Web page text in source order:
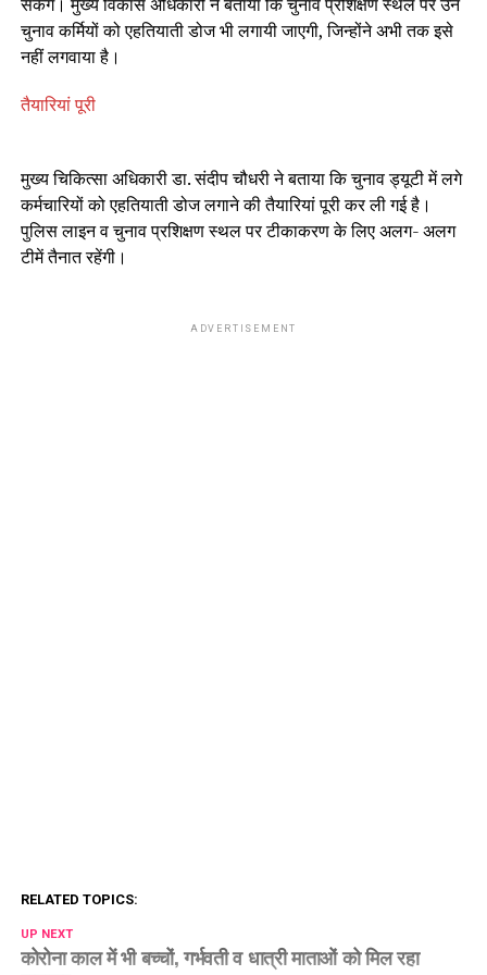
चुनाव कर्मियों को एहतियाती डोज भी लगायी जाएगी, जिन्होंने अभी तक इसे
नहीं लगवाया है।
तैयारियां पूरी
मुख्य चिकित्सा अधिकारी डा. संदीप चौधरी ने बताया कि चुनाव ड्यूटी में लगे
कर्मचारियों को एहतियाती डोज लगाने की तैयारियां पूरी कर ली गई है।
पुलिस लाइन व चुनाव प्रशिक्षण स्थल पर टीकाकरण के लिए अलग- अलग
टीमें तैनात रहेंगी।
ADVERTISEMENT
RELATED TOPICS:
UP NEXT
कोरोना काल में भी बच्चों, गर्भवती व धात्री माताओं को मिल रहा